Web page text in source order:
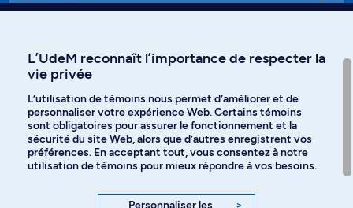
Langues
Facebook Instagram
YouTube
L’UdeM reconnaît l’importance de respecter la
vie privée
L’utilisation de témoins nous permet d’améliorer et de
personnaliser votre expérience Web. Certains témoins
sont obligatoires pour assurer le fonctionnement et la
sécurité du site Web, alors que d’autres enregistrent vos
préférences. En acceptant tout, vous consentez à notre
utilisation de témoins pour mieux répondre à vos besoins.
Personnaliser les >